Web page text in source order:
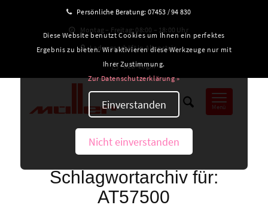
Persönliche Beratung: 07453 / 94 830
Montag – Freitag: 08:00 – 18:00 Uhr
Ladengeschäft in Altensteig
B2B-Login
Menü
Schlagwortarchiv für:
AT57500
Diese Website benutzt Cookies um Ihnen ein perfektes
Ergebnis zu bieten. Wir aktivieren diese Werkzeuge nur mit
Ihrer Zustimmung.
Zur Datenschutzerklärung »
Einverstanden
Nicht einverstanden